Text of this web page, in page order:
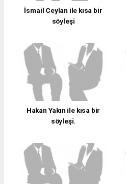
İsmail Ceylan ile kısa bir
söyleşi
Hakan Yakın ile kısa bir
söyleşi.